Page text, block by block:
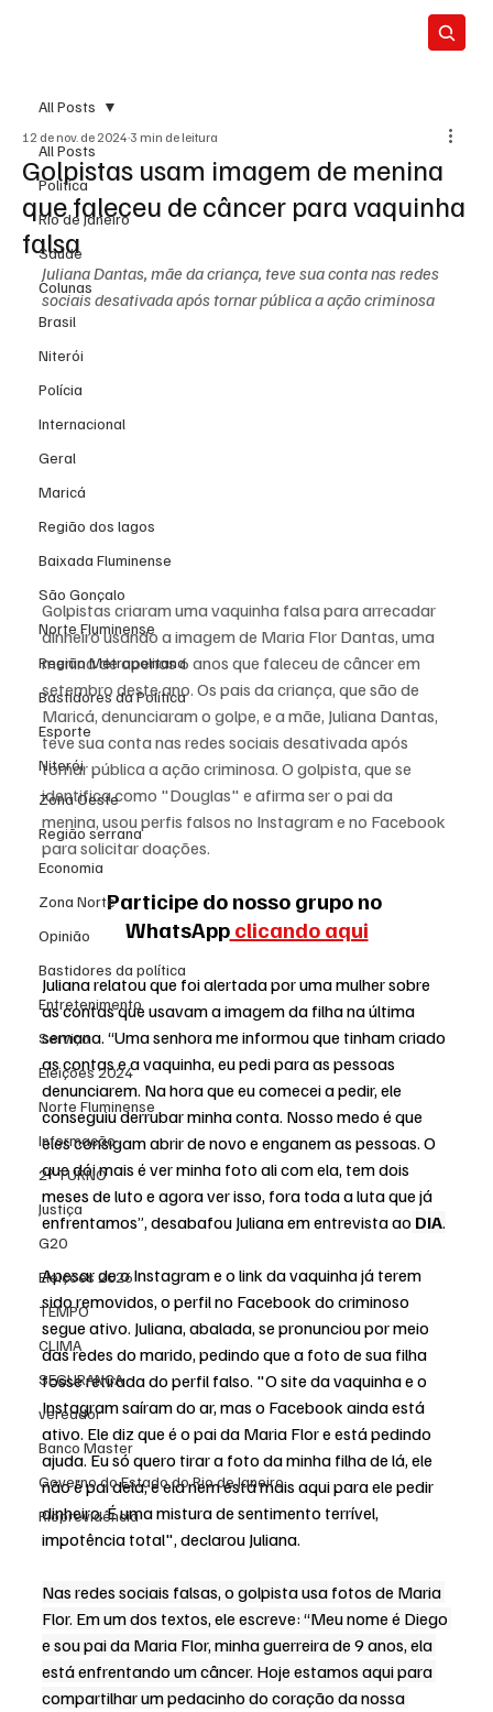
All Posts
Política
Rio de Janeiro
Saúde
Colunas
Brasil
Niterói
Polícia
Internacional
Geral
Maricá
Região dos lagos
Baixada Fluminense
São Gonçalo
Norte Fluminense
Região Metropolitana
Bastidores da Política
Esporte
Niterói
Zona Oeste
Região serrana
Economia
Zona Norte
Opinião
Bastidores da política
Entretenimento
Serviço
Eleições 2024
Norte Fluminense
Informação
2º TURNO
Justiça
G20
Eleições 2026
TEMPO
CLIMA
SEGURANÇA
vereador
Banco Master
Governo do Estado do Rio de Janeiro
Rioprevidência
All Posts
Golpistas usam imagem de menina
que faleceu de câncer para vaquinha
falsa
12 de nov. de 2024 3 min de leitura
Juliana Dantas, mãe da criança, teve sua conta nas redes
sociais desativada após tornar pública a ação criminosa
Golpistas criaram uma vaquinha falsa para arrecadar
dinheiro usando a imagem de Maria Flor Dantas, uma
menina de apenas 6 anos que faleceu de câncer em
setembro deste ano. Os pais da criança, que são de
Maricá, denunciaram o golpe, e a mãe, Juliana Dantas,
teve sua conta nas redes sociais desativada após
tornar pública a ação criminosa. O golpista, que se
identifica como "Douglas" e afirma ser o pai da
menina, usou perfis falsos no Instagram e no Facebook
para solicitar doações.
Participe do nosso grupo no
WhatsApp clicando aqui
Juliana relatou que foi alertada por uma mulher sobre
as contas que usavam a imagem da filha na última
semana. “Uma senhora me informou que tinham criado
as contas e a vaquinha, eu pedi para as pessoas
denunciarem. Na hora que eu comecei a pedir, ele
conseguiu derrubar minha conta. Nosso medo é que
eles consigam abrir de novo e enganem as pessoas. O
que dói mais é ver minha foto ali com ela, tem dois
meses de luto e agora ver isso, fora toda a luta que já
enfrentamos”, desabafou Juliana em entrevista ao DIA.
Apesar de o Instagram e o link da vaquinha já terem
sido removidos, o perfil no Facebook do criminoso
segue ativo. Juliana, abalada, se pronunciou por meio
das redes do marido, pedindo que a foto de sua filha
fosse retirada do perfil falso. "O site da vaquinha e o
Instagram saíram do ar, mas o Facebook ainda está
ativo. Ele diz que é o pai da Maria Flor e está pedindo
ajuda. Eu só quero tirar a foto da minha filha de lá, ele
não é pai dela, e ela nem está mais aqui para ele pedir
dinheiro. É uma mistura de sentimento terrível,
impotência total", declarou Juliana.
Nas redes sociais falsas, o golpista usa fotos de Maria
Flor. Em um dos textos, ele escreve: “Meu nome é Diego
e sou pai da Maria Flor, minha guerreira de 9 anos, ela
está enfrentando um câncer. Hoje estamos aqui para
compartilhar um pedacinho do coração da nossa